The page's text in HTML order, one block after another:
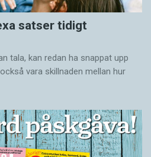
satser tidigt
tala, kan redan ha snappat upp
vara skillnaden mellan hur